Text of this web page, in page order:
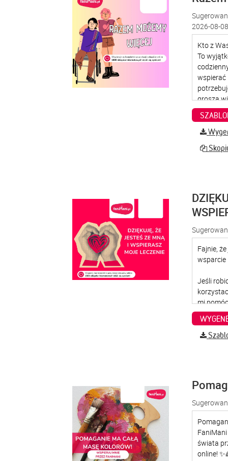
2026-08-